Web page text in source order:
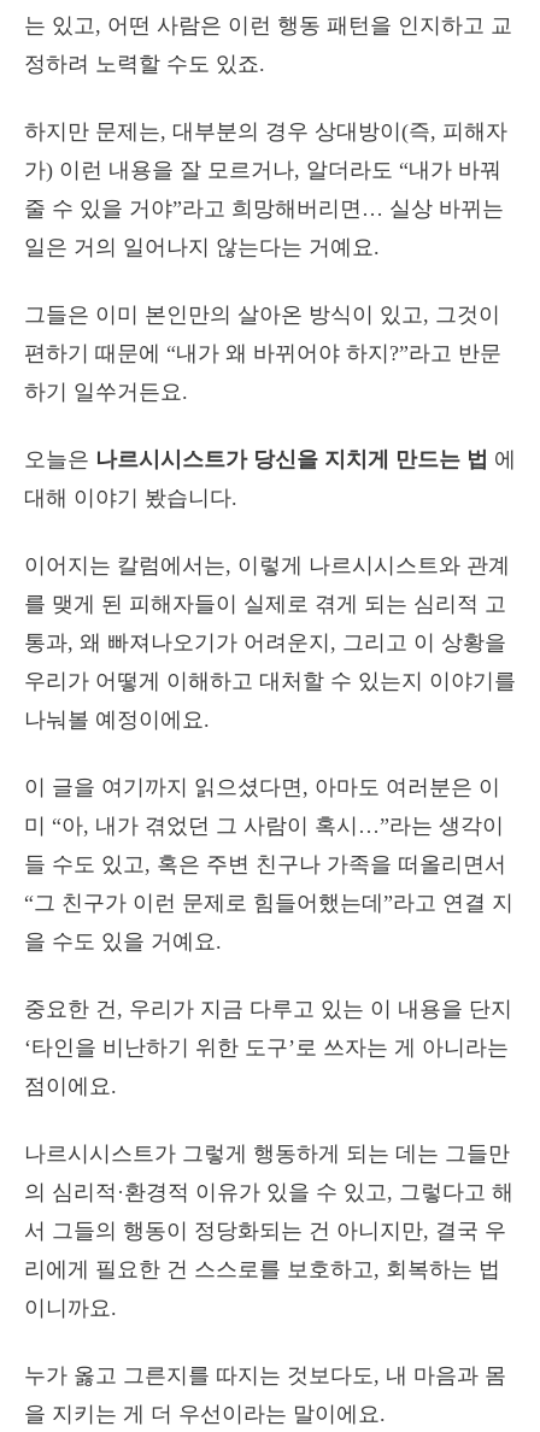
는 있고, 어떤 사람은 이런 행동 패턴을 인지하고 교
정하려 노력할 수도 있죠.
하지만 문제는, 대부분의 경우 상대방이(즉, 피해자
가) 이런 내용을 잘 모르거나, 알더라도 “내가 바꿔
줄 수 있을 거야”라고 희망해버리면… 실상 바뀌는
일은 거의 일어나지 않는다는 거예요.
그들은 이미 본인만의 살아온 방식이 있고, 그것이
편하기 때문에 “내가 왜 바뀌어야 하지?”라고 반문
하기 일쑤거든요.
오늘은 나르시시스트가 당신을 지치게 만드는 법 에
대해 이야기 봤습니다.
이어지는 칼럼에서는, 이렇게 나르시시스트와 관계
를 맺게 된 피해자들이 실제로 겪게 되는 심리적 고
통과, 왜 빠져나오기가 어려운지, 그리고 이 상황을
우리가 어떻게 이해하고 대처할 수 있는지 이야기를
나눠볼 예정이에요.
이 글을 여기까지 읽으셨다면, 아마도 여러분은 이
미 “아, 내가 겪었던 그 사람이 혹시…”라는 생각이
들 수도 있고, 혹은 주변 친구나 가족을 떠올리면서
“그 친구가 이런 문제로 힘들어했는데”라고 연결 지
을 수도 있을 거예요.
중요한 건, 우리가 지금 다루고 있는 이 내용을 단지
‘타인을 비난하기 위한 도구’로 쓰자는 게 아니라는
점이에요.
나르시시스트가 그렇게 행동하게 되는 데는 그들만
의 심리적·환경적 이유가 있을 수 있고, 그렇다고 해
서 그들의 행동이 정당화되는 건 아니지만, 결국 우
리에게 필요한 건 스스로를 보호하고, 회복하는 법
이니까요.
누가 옳고 그른지를 따지는 것보다도, 내 마음과 몸
을 지키는 게 더 우선이라는 말이에요.